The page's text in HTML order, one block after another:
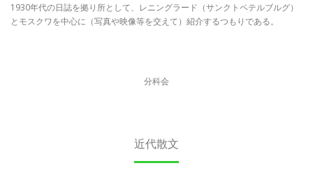
1930年代の日誌を拠り所として、レニングラード（サンクトペテルブルグ）
とモスクワを中心に（写真や映像等を交えて）紹介するつもりである。
分科会
近代散文